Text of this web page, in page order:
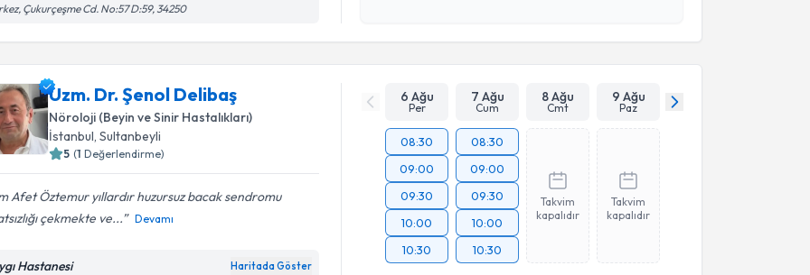
Çukurçeşme Cd. No:57 D:59, 34250
Uzm. Dr. Şenol Delibaş
Nöroloji (Beyin ve Sinir Hastalıkları)
İstanbul , Sultanbeyli
5 (1 Değerlendirme)
Afet Öztemur yıllardır huzursuz bacak sendromu
çekmekte ve...
Devamı
Hastanesi Haritada Göster
6 Ağu
Per
7 Ağu
Cum
8 Ağu
Cmt
9 Ağu
Paz
08:30
09:00
09:30
10:00
10:30
08:30
09:00
09:30
10:00
10:30
Takvim
kapalıdır
Takvim
kapalıdır